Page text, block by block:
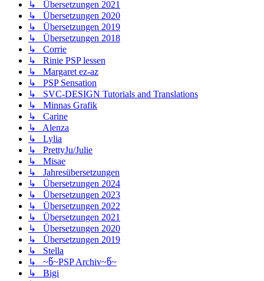
↳ Übersetzungen 2021
↳ Übersetzungen 2020
↳ Übersetzungen 2019
↳ Übersetzungen 2018
↳ Corrie
↳ Rinie PSP lessen
↳ Margaret ez-az
↳ PSP Sensation
↳ SVC-DESIGN Tutorials and Translations
↳ Minnas Grafik
↳ Carine
↳ Alenza
↳ Lylia
↳ PrettyJu/Julie
↳ Misae
↳ Jahresübersetzungen
↳ Übersetzungen 2024
↳ Übersetzungen 2023
↳ Übersetzungen 2022
↳ Übersetzungen 2021
↳ Übersetzungen 2020
↳ Übersetzungen 2019
↳ Stella
↳ ~წ~PSP Archiv~წ~
↳ Bigi